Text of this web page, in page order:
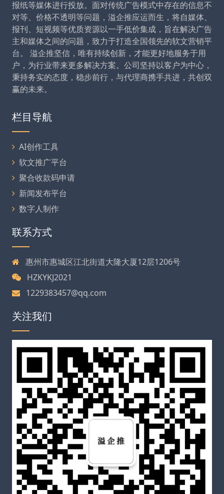
报纸等媒体进行投放。面对传统广告模式中存在的信息不
对等、价格不透明等问题，溢企推应运而生，将自媒体、
报刊、短视频等优质资源以一手低价集成，旨在解决广告
主和媒体之间的问题，致力于打造全国领先的软文营销平
台。 溢企推坚信，唯有持续创新，才能更好地服务于用
户，为行业带来更多解决方案。公司坚持以客户为中心，
秉持务实的态度，稳步前行，与代理商携手共进，共创双
赢的未来。
栏目导航
AI创作工具
软文推广平台
聚合收款码申请
新闻发布平台
数字人制作
联系方式
惠州市惠城区江北街道大隆大厦12层1206号
HZKYKJ2021
1229383457@qq.com
关注我们